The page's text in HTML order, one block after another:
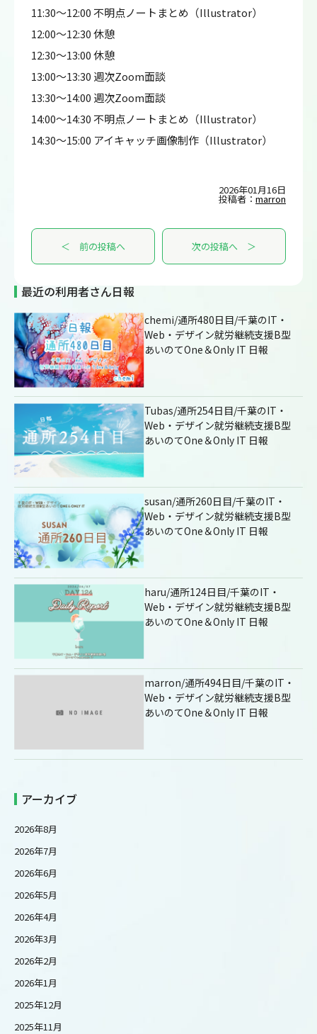
11:30～12:00 不明点ノートまとめ（Illustrator）
12:00～12:30 休憩
12:30～13:00 休憩
13:00～13:30 週次Zoom面談
13:30～14:00 週次Zoom面談
14:00～14:30 不明点ノートまとめ（Illustrator）
14:30～15:00 アイキャッチ画像制作（Illustrator）
2026年01月16日
投稿者： marron
＜ 前の投稿へ 次の投稿へ ＞
最近の利用者さん日報
chemi/通所480日目/千葉のIT・
Web・デザイン就労継続支援B型
あいのてOne＆Only IT 日報
Tubas/通所254日目/千葉のIT・
Web・デザイン就労継続支援B型
あいのてOne＆Only IT 日報
susan/通所260日目/千葉のIT・
Web・デザイン就労継続支援B型
あいのてOne＆Only IT 日報
haru/通所124日目/千葉のIT・
Web・デザイン就労継続支援B型
あいのてOne＆Only IT 日報
marron/通所494日目/千葉のIT・
Web・デザイン就労継続支援B型
あいのてOne＆Only IT 日報
アーカイブ
2026年8月
2026年7月
2026年6月
2026年5月
2026年4月
2026年3月
2026年2月
2026年1月
2025年12月
2025年11月